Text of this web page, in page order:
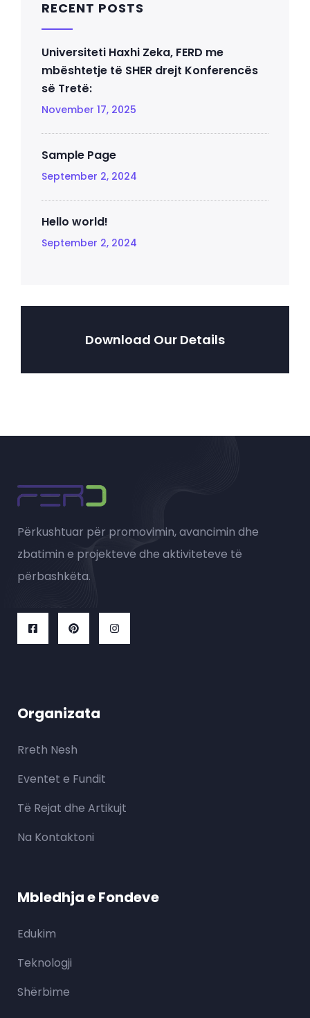
RECENT POSTS
Universiteti Haxhi Zeka, FERD me
mbështetje të SHER drejt Konferencës
së Tretë:
November 17, 2025
Sample Page
September 2, 2024
Hello world!
September 2, 2024
Download Our Details
Përkushtuar për promovimin, avancimin dhe
zbatimin e projekteve dhe aktiviteteve të
përbashkëta.
Organizata
Rreth Nesh
Eventet e Fundit
Të Rejat dhe Artikujt
Na Kontaktoni
Mbledhja e Fondeve
Edukim
Teknologji
Shërbime